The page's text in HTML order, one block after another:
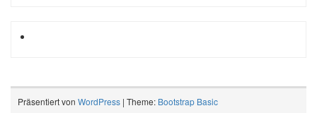
Präsentiert von WordPress | Theme: Bootstrap Basic